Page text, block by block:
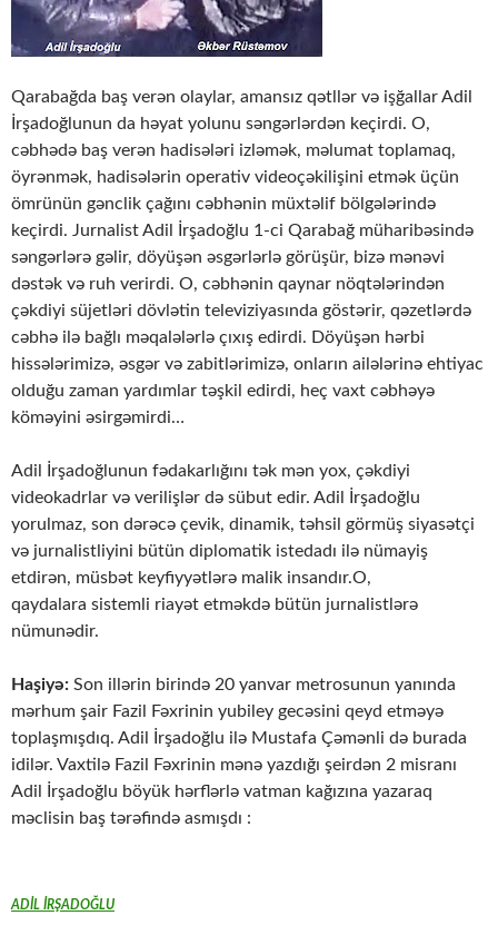
Qarabağda baş verən olaylar, amansız qətllər və işğallar Adil
İrşadoğlunun da həyat yolunu səngərlərdən keçirdi. O,
cəbhədə baş verən hadisələri izləmək, məlumat toplamaq,
öyrənmək, hadisələrin operativ videoçəkilişini etmək üçün
ömrünün gənclik çağını cəbhənin müxtəlif bölgələrində
keçirdi. Jurnalist Adil İrşadoğlu 1-ci Qarabağ müharibəsində
səngərlərə gəlir, döyüşən əsgərlərlə görüşür, bizə mənəvi
dəstək və ruh verirdi. O, cəbhənin qaynar nöqtələrindən
çəkdiyi süjetləri dövlətin televiziyasında göstərir, qəzetlərdə
cəbhə ilə bağlı məqalələrlə çıxış edirdi. Döyüşən hərbi
hissələrimizə, əsgər və zabitlərimizə, onların ailələrinə ehtiyac
olduğu zaman yardımlar təşkil edirdi, heç vaxt cəbhəyə
köməyini əsirgəmirdi…
Adil İrşadoğlunun fədakarlığını tək mən yox, çəkdiyi
videokadrlar və verilişlər də sübut edir. Adil İrşadoğlu
yorulmaz, son dərəcə çevik, dinamik, təhsil görmüş siyasətçi
və jurnalistliyini bütün diplomatik istedadı ilə nümayiş
etdirən, müsbət keyfiyyətlərə malik insandır.O,
qaydalara sistemli riayət etməkdə bütün jurnalistlərə
nümunədir.
Haşiyə: Son illərin birində 20 yanvar metrosunun yanında
mərhum şair Fazil Fəxrinin yubiley gecəsini qeyd etməyə
toplaşmışdıq. Adil İrşadoğlu ilə Mustafa Çəmənli də burada
idilər. Vaxtilə Fazil Fəxrinin mənə yazdığı şeirdən 2 misranı
Adil İrşadoğlu böyük hərflərlə vatman kağızına yazaraq
məclisin baş tərəfində asmışdı :
ADİL İRŞADOĞLU